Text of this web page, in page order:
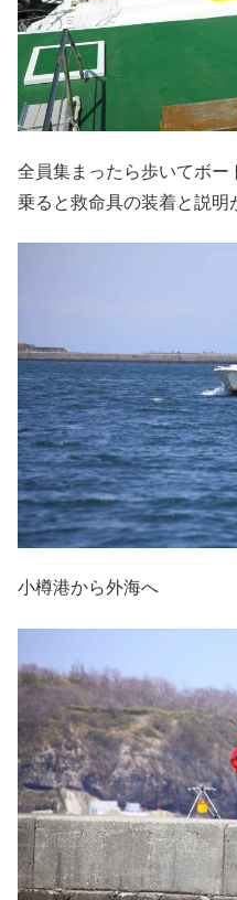
全員集まったら歩いてボー
乗ると救命具の装着と説明
小樽港から外海へ